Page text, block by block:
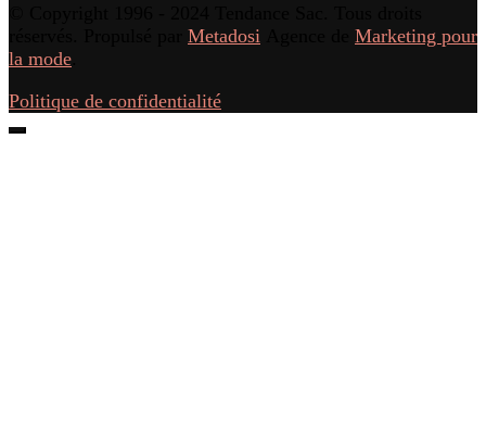
Metadosi
Marketing pour
la mode
Politique de confidentialité